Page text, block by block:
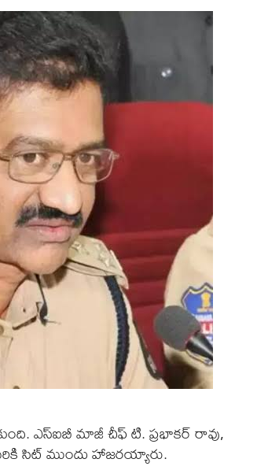
ఎస్‌ఐబీ మాజీ చీఫ్ టి. ప్రభాకర్ రావు,
సిట్ ముందు హాజరయ్యారు.